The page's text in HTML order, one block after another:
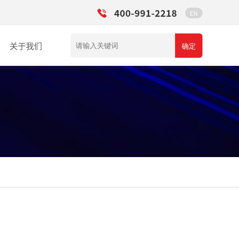
400-991-2218 EN
关于我们 确定